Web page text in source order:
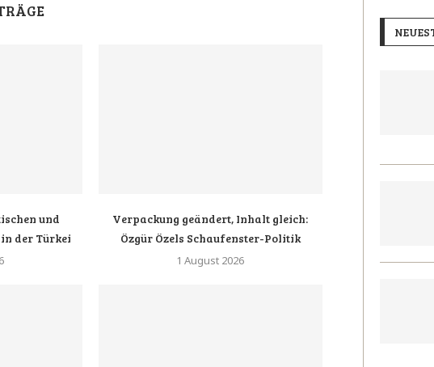
und
der Türkei
Verpackung geändert, Inhalt gleich:
Özgür Özels Schaufenster-Politik
1 August 2026